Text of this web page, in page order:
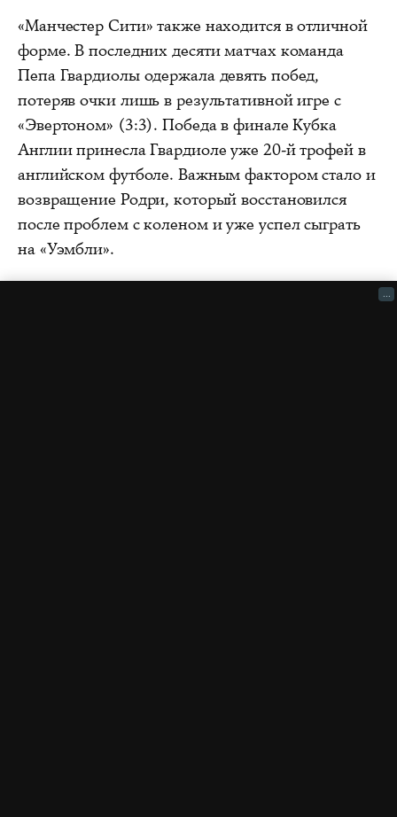
«Манчестер Сити» также находится в отличной
форме. В последних десяти матчах команда
Пепа Гвардиолы одержала девять побед,
потеряв очки лишь в результативной игре с
«Эвертоном» (3:3). Победа в финале Кубка
Англии принесла Гвардиоле уже 20-й трофей в
английском футболе. Важным фактором стало и
возвращение Родри, который восстановился
после проблем с коленом и уже успел сыграть
на «Уэмбли».
...